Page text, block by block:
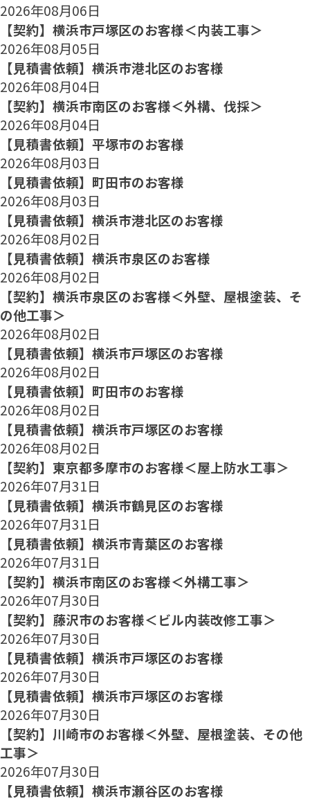
2026年08月06日
【契約】横浜市戸塚区のお客様＜内装工事＞
2026年08月05日
【見積書依頼】横浜市港北区のお客様
2026年08月04日
【契約】横浜市南区のお客様＜外構、伐採＞
2026年08月04日
【見積書依頼】平塚市のお客様
2026年08月03日
【見積書依頼】町田市のお客様
2026年08月03日
【見積書依頼】横浜市港北区のお客様
2026年08月02日
【見積書依頼】横浜市泉区のお客様
2026年08月02日
【契約】横浜市泉区のお客様＜外壁、屋根塗装、そ
の他工事＞
2026年08月02日
【見積書依頼】横浜市戸塚区のお客様
2026年08月02日
【見積書依頼】町田市のお客様
2026年08月02日
【見積書依頼】横浜市戸塚区のお客様
2026年08月02日
【契約】東京都多摩市のお客様＜屋上防水工事＞
2026年07月31日
【見積書依頼】横浜市鶴見区のお客様
2026年07月31日
【見積書依頼】横浜市青葉区のお客様
2026年07月31日
【契約】横浜市南区のお客様＜外構工事＞
2026年07月30日
【契約】藤沢市のお客様＜ビル内装改修工事＞
2026年07月30日
【見積書依頼】横浜市戸塚区のお客様
2026年07月30日
【見積書依頼】横浜市戸塚区のお客様
2026年07月30日
【契約】川崎市のお客様＜外壁、屋根塗装、その他
工事＞
2026年07月30日
【見積書依頼】横浜市瀬谷区のお客様